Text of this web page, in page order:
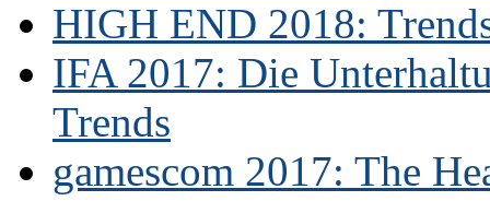
HIGH END 2018:
IFA 2017: Die
Trends
gamescom 2017: The